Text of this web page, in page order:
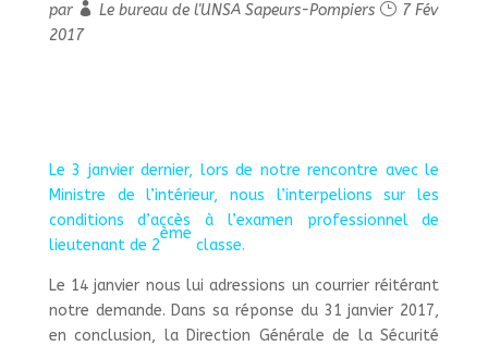
par Le bureau de l'UNSA Sapeurs-Pompiers
7 Fév
2017
Le 3 janvier dernier, lors de notre rencontre avec le
Ministre de l’intérieur, nous l’interpelions sur les
conditions d’accès à l’examen professionnel de
lieutenant de 2
ème
classe.
Le 14 janvier nous lui adressions un courrier réitérant
notre demande. Dans sa réponse du 31 janvier 2017,
en conclusion, la Direction Générale de la Sécurité